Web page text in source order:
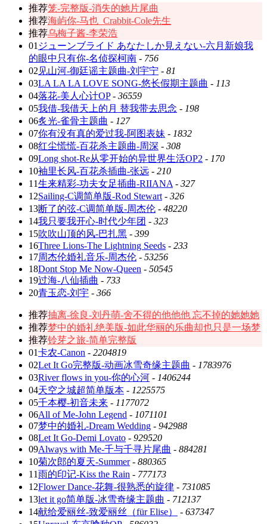
推荐笼-完整版-消失的她片尾曲
推荐海屿你-马也_Crabbit-Cole先生
推荐乌梅子酱-李荣浩
01 ジューンブライド あなたしか見えない-六月新娘我
的眼中只有你-名侦探柯南 - 756
02 见山河-御廷谣主题曲-刘宇宁 - 81
03LA LA LA LOVE SONG-悠长假期主题曲 - 113
04落花-美人心计OP- 36559
05我借-我借天上的月 替我带去思念 - 198
06炙光-雀骨主题曲 - 127
07你有没有真的爱过我-阿图表妹 - 1832
08红尘慌慌-百花杀主题曲-周深 - 308
09Long shot-Re从零开始的异世界生活OP2 - 170
10袖里长风-百花杀插曲-张远 - 210
11生来精彩-功夫女足插曲-RIIANA - 327
12Sailing-C调简单版-Rod Stewart - 326
13断了的弦-C调简单版-周杰伦 - 48220
14我只要我开心-时代少年团 - 323
15吹吹山顶的风-巴扎黑 - 399
16Three Lions-The Lightning Seeds - 233
17周杰伦婚礼音乐-周杰伦 - 53256
18Dont Stop Me Now-Queen - 50545
19过海-八仙插曲 - 733
20青玉恋-刘宇 - 366
推荐抽离-徐良-刘丹萌-舍不得的他他他 忘不掉的她她她
推荐梦中的婚礼绝美版-如此华丽的乐曲却也只是一场梦
推荐铃芽之旅-简单完整版
01卡农-Canon - 2204819
02Let It Go完整版-动画冰雪奇缘主题曲 - 1783976
03River flows in you-你的心河 - 1406244
04天空之城超简单版本 - 1225575
05千本樱-初音未来 - 1177072
06All of Me-John Legend - 1071101
07梦中的婚礼-Dream Wedding - 942988
08Let It Go-Demi Lovato - 929520
09Always with Me-千与千寻片尾曲 - 884281
10菊次郎的夏天-Summer- 880365
11雨的印记-Kiss the Rain - 777173
12Flower Dance-花舞-很熟悉的旋律 - 731085
13let it go简单版-冰雪奇缘主题曲 - 712137
14献给爱丽丝-致爱丽丝（für Elise） - 637347